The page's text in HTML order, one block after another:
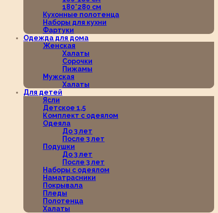
180*280 см
Кухонные полотенца
Наборы для кухни
Фартуки
Одежда для дома
Женская
Халаты
Сорочки
Пижамы
Мужская
Халаты
Для детей
Ясли
Детское 1,5
Комплект с одеялом
Одеяла
До 3 лет
После 3 лет
Подушки
До 3 лет
После 3 лет
Наборы с одеялом
Наматрасники
Покрывала
Пледы
Полотенца
Халаты